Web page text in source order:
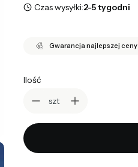
Czas wysyłki:2-5 tygodni
Gwarancja najlepszej ceny
Ilość
szt